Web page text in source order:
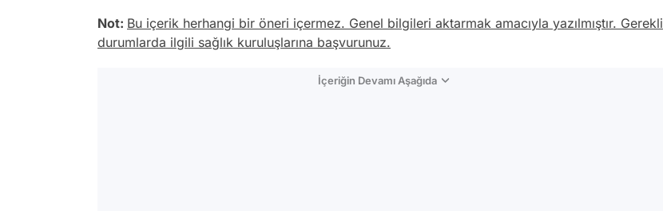
Not: Bu içerik herhangi bir öneri içermez. Genel bilgileri aktarmak amacıyla yazılmıştır. Gerekli
durumlarda ilgili sağlık kuruluşlarına başvurunuz.
İçeriğin Devamı Aşağıda